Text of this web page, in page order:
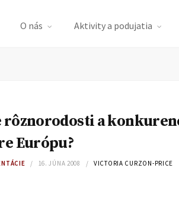
O nás Aktivity a podujatia
rôznorodosti a
Európu?
16. JÚNA 2008 VICTORIA CURZON-PRICE